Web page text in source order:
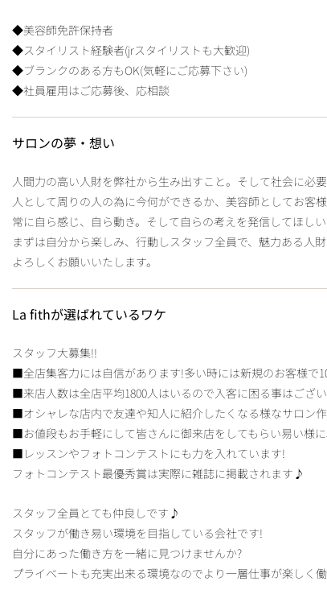
◆美容師免許保持者
◆スタイリスト経験者(jrスタイリストも大歓迎)
◆ブランクのある方もOK(気軽にご応募下さい)
◆社員雇用はご応募後、応相談
サロンの夢・想い
人間力の高い人財を弊社から生み出すこと。そして社会に必
人として周りの人の為に今何ができるか、美容師としてお客
常に自ら感じ、自ら動き。そして自らの考えを発信してほしい
まずは自分から楽しみ、行動しスタッフ全員で、魅力ある人
よろしくお願いいたします。
La fithが選ばれているワケ
スタッフ大募集!!
■全店集客力には自信があります!多い時には新規のお客様で
■来店人数は全店平均1800人はいるので入客に困る事はござ
■オシャレな店内で友達や知人に紹介したくなる様なサロン
■お値段もお手軽にして皆さんに御来店をしてもらい易い様
■レッスンやフォトコンテストにも力を入れています!
フォトコンテスト最優秀賞は実際に雑誌に掲載されます♪
スタッフ全員とても仲良しです♪
スタッフが働き易い環境を目指している会社です!
自分にあった働き方を一緒に見つけませんか?
プライベートも充実出来る環境なのでより一層仕事が楽しく